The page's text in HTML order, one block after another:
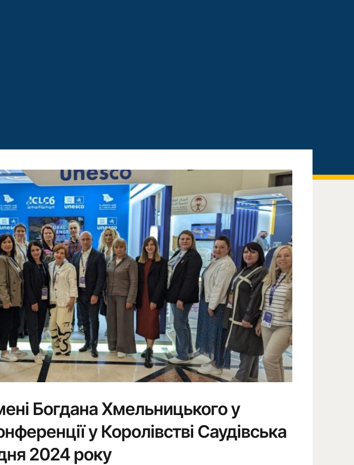
Богдана Хмельницького у
у Королівстві Саудівська
2024 року